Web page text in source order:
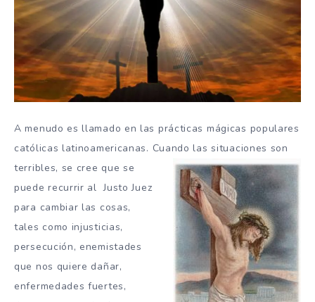
A menudo es llamado en las prácticas mágicas populares
católicas latinoamericanas. Cuando las situaciones son
terribles, se cree que se
puede recurrir al Justo Juez
para cambiar las cosas,
tales como injusticias,
persecución, enemistades
que nos quiere dañar,
enfermedades fuertes,